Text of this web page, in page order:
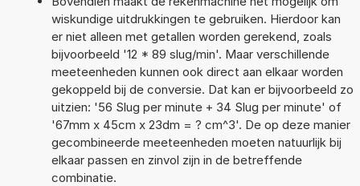
wiskundige uitdrukkingen te gebruiken. Hierdoor kan
er niet alleen met getallen worden gerekend, zoals
bijvoorbeeld '12 * 89 slug/min'. Maar verschillende
meeteenheden kunnen ook direct aan elkaar worden
gekoppeld bij de conversie. Dat kan er bijvoorbeeld zo
uitzien: '56 Slug per minute + 34 Slug per minute' of
'67mm x 45cm x 23dm = ? cm^3'. De op deze manier
gecombineerde meeteenheden moeten natuurlijk bij
elkaar passen en zinvol zijn in de betreffende
combinatie.